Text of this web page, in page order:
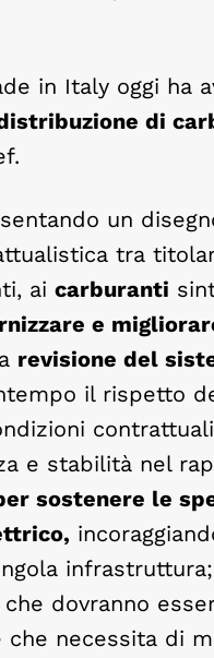
in Italy oggi ha
di
un
tra
ai carburanti
e
revisione del
il rispetto
e stabilità nel
sostenere le
dovranno
necessita di